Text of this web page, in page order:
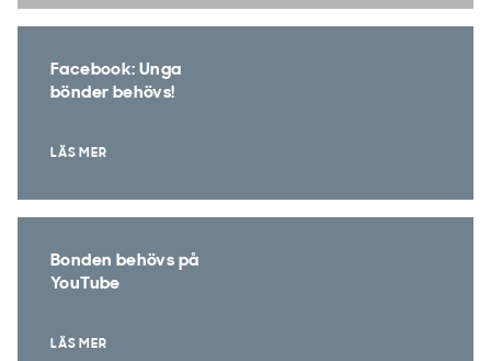
Facebook: Unga
bönder behövs!
LÄS MER
Bonden behövs på
YouTube
LÄS MER